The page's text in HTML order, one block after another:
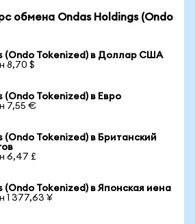
обмена Ondas Holdings (Ondo
(Ondo Tokenized) в Доллар США
8,70 $
(Ondo Tokenized) в Евро
7,55 €
(Ondo Tokenized) в Британский
6,47 £
(Ondo Tokenized) в Японская иена
1 377,63 ¥